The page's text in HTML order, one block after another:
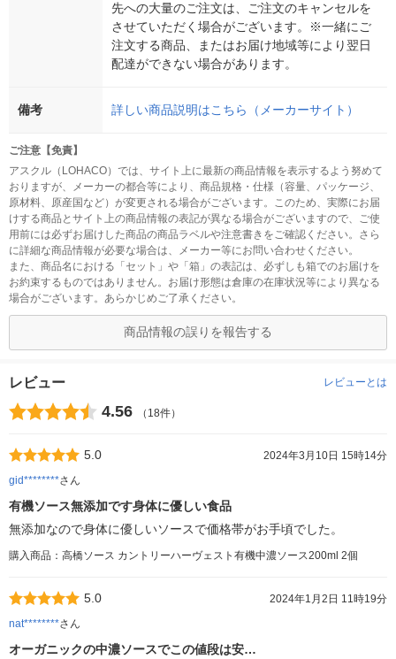
先への大量のご注文は、ご注文のキャンセルを
させていただく場合がございます。※一緒にご
注文する商品、またはお届け地域等により翌日
配達ができない場合があります。
備考 詳しい商品説明はこちら（メーカーサイト）
ご注意【免責】
アスクル（LOHACO）では、サイト上に最新の商品情報を表示するよう努めて
おりますが、メーカーの都合等により、商品規格・仕様（容量、パッケージ、
原材料、原産国など）が変更される場合がございます。このため、実際にお届
けする商品とサイト上の商品情報の表記が異なる場合がございますので、ご使
用前には必ずお届けした商品の商品ラベルや注意書きをご確認ください。さら
に詳細な商品情報が必要な場合は、メーカー等にお問い合わせください。
また、商品名における「セット」や「箱」の表記は、必ずしも箱でのお届けを
お約束するものではありません。お届け形態は倉庫の在庫状況等により異なる
場合がございます。あらかじめご了承ください。
商品情報の誤りを報告する
レビュー レビューとは
4.56 （18件）
5.0
2024年3月10日 15時14分
gid********さん
有機ソース無添加です身体に優しい食品
無添加なので身体に優しいソースで価格帯がお手頃でした。
購入商品：高橋ソース カントリーハーヴェスト有機中濃ソース200ml 2個
5.0
2024年1月2日 11時19分
nat********さん
オーガニックの中濃ソースでこの値段は安…